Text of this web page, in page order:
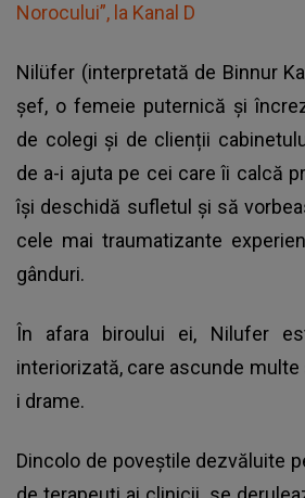
Norocului”, la Kanal D
Nilüfer (interpretată de Binnur
șef, o femeie puternică și
de colegi și de clienții
de a-i ajuta pe cei care îi calcă
își deschidă sufletul și să
cele mai traumatizante
gânduri.
În afara biroului ei, Nilufer
interiorizată, care ascunde
i drame.
Dincolo de poveștile dezvăluite